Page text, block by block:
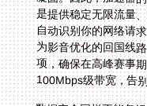
100Mbps级带宽，告